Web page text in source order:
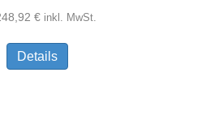
€ inkl. MwSt.
Details
Produkt